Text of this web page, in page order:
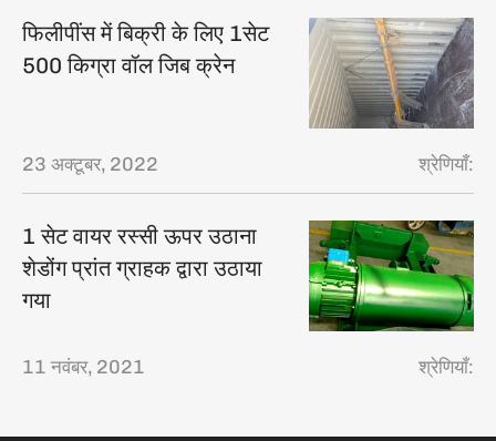
फिलीपींस में बिक्री के लिए 1सेट
500 किग्रा वॉल जिब क्रेन
23 अक्टूबर, 2022 श्रेणियाँ:
1 सेट वायर रस्सी ऊपर उठाना
शेडोंग प्रांत ग्राहक द्वारा उठाया
गया
11 नवंबर, 2021 श्रेणियाँ: